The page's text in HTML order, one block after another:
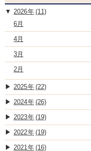
2026
(11)
6月
4月
3月
2月
2025 (22)
2024 (26)
2023 (19)
2022 (19)
2021 (16)